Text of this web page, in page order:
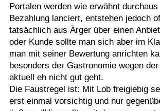
Portalen werden wie erwähnt durchaus
Bezahlung lanciert, entstehen jedoch
tatsächlich aus Ärger über einen
oder Kunde sollte man sich aber im
man mit seiner Bewertung anrichten
besonders der Gastronomie wegen
aktuell eh nicht gut geht.
Die Faustregel ist: Mit Lob freigiebig
erst einmal vorsichtig und nur